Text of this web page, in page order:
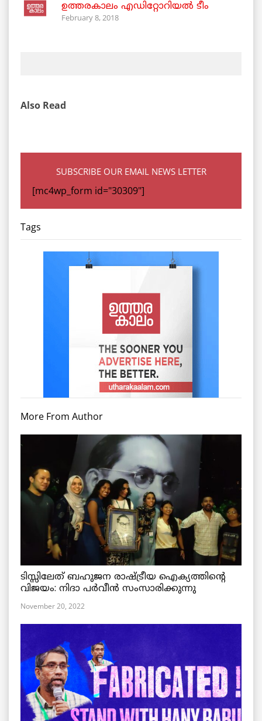
ഉത്തരകാലം എഡിറ്റോറിയല്‍ ടീം
February 8, 2018
Also Read
SUBSCRIBE OUR EMAIL NEWS LETTER
[mc4wp_form id="30309"]
Tags
More From Author
ടിസ്സിലേത് ബഹുജന രാഷ്ട്രീയ ഐക്യത്തിന്റെ
വിജയം: നിദാ പർവീൻ സംസാരിക്കുന്നു
November 20, 2022